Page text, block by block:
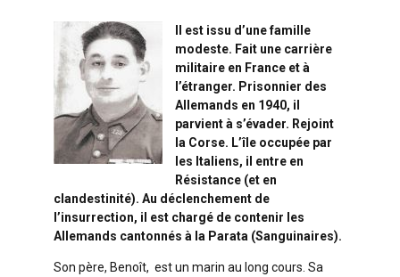
Il est issu d’une famille
modeste. Fait une carrière
militaire en France et à
l’étranger. Prisonnier des
Allemands en 1940, il
parvient à s’évader. Rejoint
la Corse. L’île occupée par
les Italiens, il entre en
Résistance (et en
clandestinité). Au déclenchement de
l’insurrection, il est chargé de contenir les
Allemands cantonnés à la Parata (Sanguinaires).
Son père, Benoît, est un marin au long cours. Sa